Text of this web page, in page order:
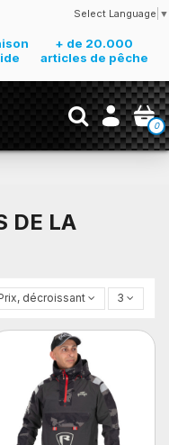
Select Language ▼
+ de 20.000
articles de pêche
0
DE LA
décroissant 3